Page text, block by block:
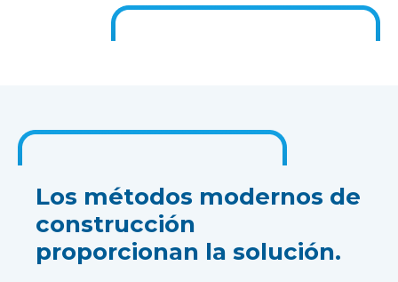
Los métodos modernos de
construcción
proporcionan la solución.